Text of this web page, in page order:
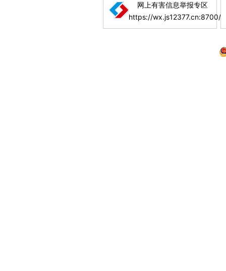
网上有害信息举报专区
https://wx.js12377.cn:8700/